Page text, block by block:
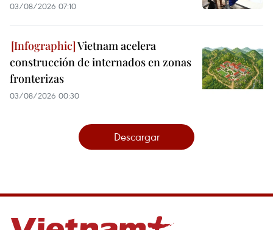
03/08/2026 07:10
Vietnam acelera
construcción de internados en zonas
fronterizas
03/08/2026 00:30
Descargar